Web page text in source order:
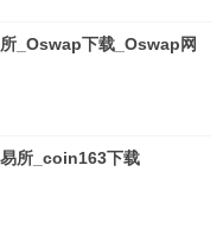
_Oswap下载_Oswap网
所_coin163下载